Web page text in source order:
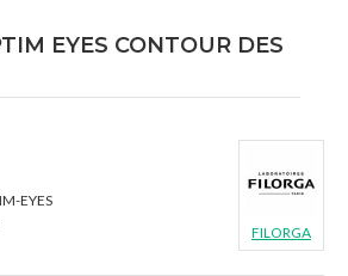
EYES CONTOUR DES
EYES
FILORGA